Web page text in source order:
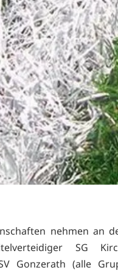
nehmen an
SG
Gonzerath (alle